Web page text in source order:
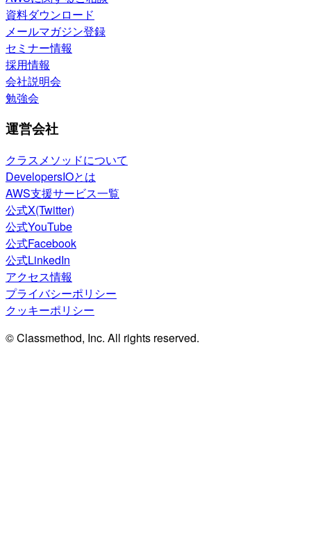
資料ダウンロード
メールマガジン登録
セミナー情報
採用情報
会社説明会
勉強会
運営会社
クラスメソッドについて
DevelopersIOとは
AWS支援サービス一覧
公式X(Twitter)
公式YouTube
公式Facebook
公式LinkedIn
アクセス情報
プライバシーポリシー
クッキーポリシー
© Classmethod, Inc. All rights reserved.